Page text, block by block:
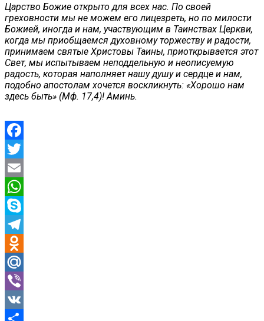
Царство Божие открыто для всех нас. По своей
греховности мы не можем его лицезреть, но по милости
Божией, иногда и нам, участвующим в Таинствах Церкви,
когда мы приобщаемся духовному торжеству и радости,
принимаем святые Христовы Таины, приоткрывается этот
Свет, мы испытываем неподдельную и неописуемую
радость, которая наполняет нашу душу и сердце и нам,
подобно апостолам хочется воскликнуть: «Хорошо нам
здесь быть» (Мф. 17,4)! Аминь.
Facebook
Twitter
Email
WhatsApp
Skype
Telegram
Odnoklassniki
Mail.Ru
Viber
VK